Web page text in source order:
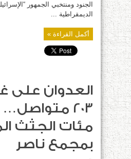
الجنود ومنتخبي الجمهور
الديمقراطية ...
أكمل القراءة »
العدوان على
203
مئات الجثث
بمجمع ناصر